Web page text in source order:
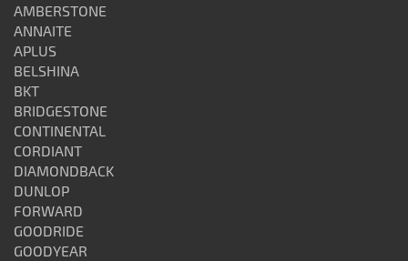
AMBERSTONE
ANNAITE
APLUS
BELSHINA
BKT
BRIDGESTONE
CONTINENTAL
CORDIANT
DIAMONDBACK
DUNLOP
FORWARD
GOODRIDE
GOODYEAR